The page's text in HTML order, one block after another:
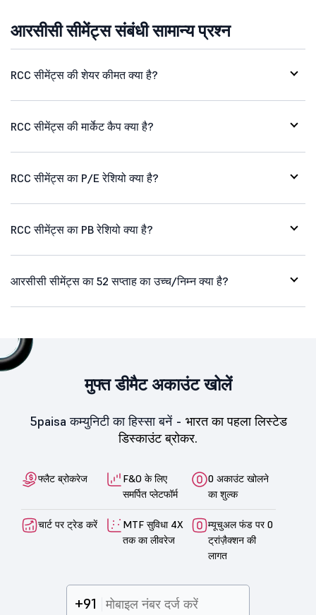
आरसीसी सीमेंट्स संबंधी सामान्य प्रश्न
RCC सीमेंट्स की शेयर कीमत क्या है?
RCC सीमेंट्स की मार्केट कैप क्या है?
RCC सीमेंट्स का P/E रेशियो क्या है?
RCC सीमेंट्स का PB रेशियो क्या है?
आरसीसी सीमेंट्स का 52 सप्ताह का उच्च/निम्न क्या है?
मुफ्त डीमैट अकाउंट खोलें
5paisa कम्युनिटी का हिस्सा बनें - भारत का पहला लिस्टेड
डिस्काउंट ब्रोकर.
फ्लैट ब्रोकरेज
F&O के लिए
समर्पित प्लेटफॉर्म
0 अकाउंट खोलने
का शुल्क
चार्ट पर ट्रेड करें
MTF सुविधा 4X
तक का लीवरेज
म्यूचुअल फंड पर 0
ट्रांज़ैक्शन की
लागत
+91